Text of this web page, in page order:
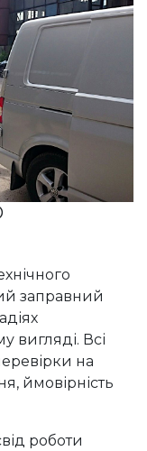
заправний
вигляді. Всі
на
ймовірність
роботи